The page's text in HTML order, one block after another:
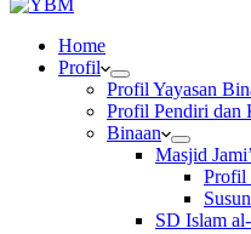
Home
Profil
Profil Yayasan
Profil Pendiri dan
Binaan
Masjid
Profil
SD Islam